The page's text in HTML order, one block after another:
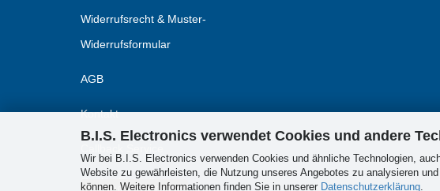
B.I.S. Electronics verwendet Cookies und andere
Wir bei B.I.S. Electronics verwenden Cookies und ähnliche Technologien,
Website zu gewährleisten, die Nutzung unseres Angebotes zu analysieren
können. Weitere Informationen finden Sie in unserer Datenschutzerklärung
Widerrufsrecht & Muster-
Widerrufsformular
AGB
Kontakt
Cookie Einstellungen
Vertrag widerrufen